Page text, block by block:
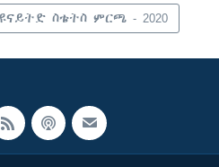
ስቴትስ ምርጫ - 2020